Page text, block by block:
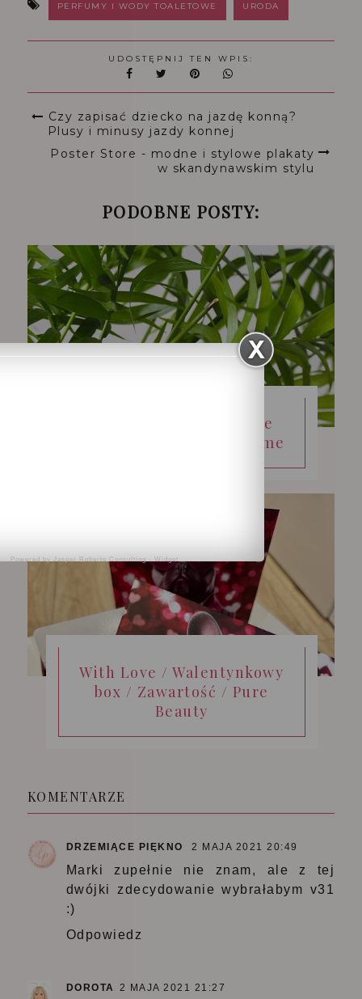
PERFUMY I WODY TOALETOWE URODA
UDOSTĘPNIJ TEN WPIS:
Czy zapisać dziecko na jazdę konną?
Plusy i minusy jazdy konnej
Poster Store - modne i stylowe plakaty
w skandynawskim stylu
PODOBNE POSTY:
Zestaw perfum La Lune
Rouge Femme and Homme
With Love / Walentynkowy
box / Zawartość / Pure
Beauty
KOMENTARZE
DRZEMIĄCE PIĘKNO 2 MAJA 2021 20:49
Marki zupełnie nie znam, ale z tej
dwójki zdecydowanie wybrałabym v31
:)
Odpowiedz
DOROTA 2 MAJA 2021 21:27
Powered byJasper Roberts Consulting -Widget